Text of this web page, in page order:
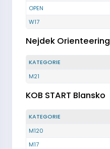
OPEN
W17
Nejdek Orienteering
KATEGORIE
M21
KOB START Blansko
KATEGORIE
M120
M17